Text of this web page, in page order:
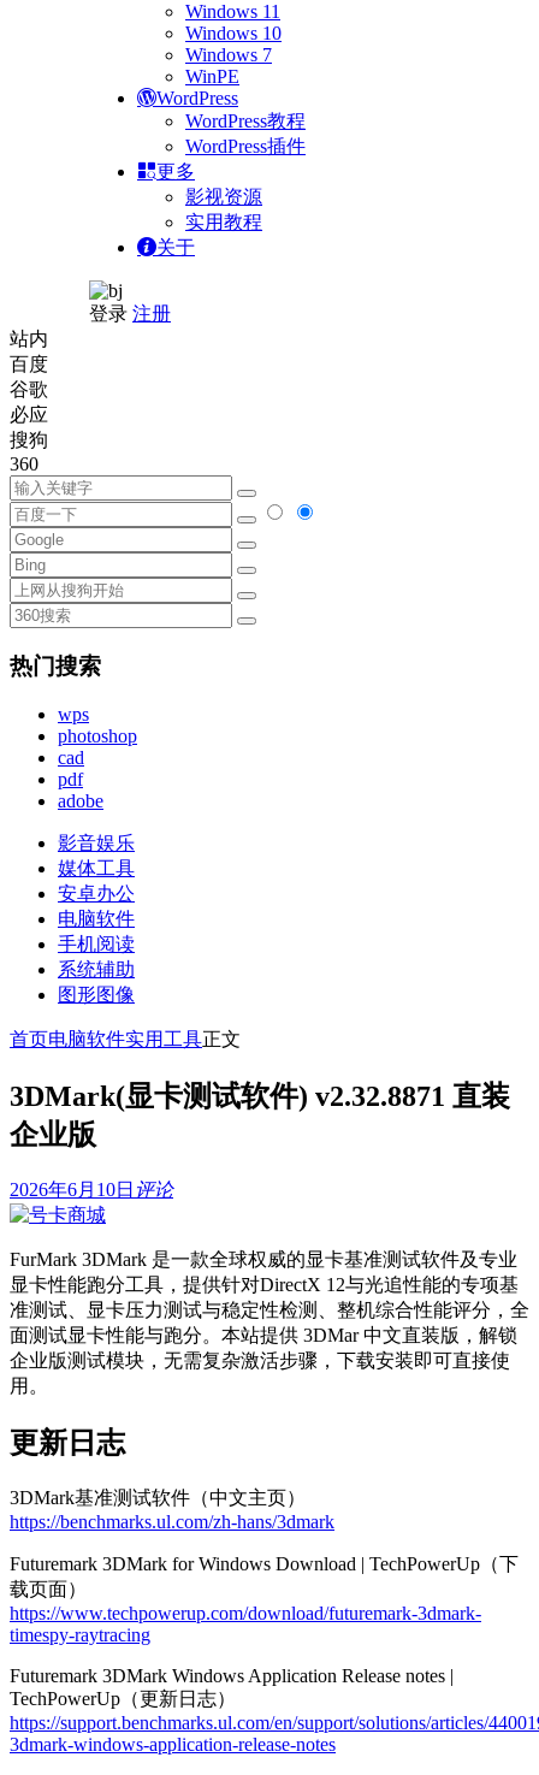
Windows 11
Windows 10
Windows 7
WinPE
WordPress
WordPress教程
WordPress插件
更多
影视资源
实用教程
关于
登录 注册
站内
百度
谷歌
必应
搜狗
360
热门搜索
wps
photoshop
cad
pdf
adobe
影音娱乐
媒体工具
安卓办公
电脑软件
手机阅读
系统辅助
图形图像
首页电脑软件实用工具正文
3DMark(显卡测试软件) v2.32.8871 直装
企业版
2026年6月10日 评论
FurMark 3DMark 是一款全球权威的显卡基准测试软件及专业
显卡性能跑分工具，提供针对DirectX 12与光追性能的专项基
准测试、显卡压力测试与稳定性检测、整机综合性能评分，全
面测试显卡性能与跑分。本站提供 3DMar 中文直装版，解锁
企业版测试模块，无需复杂激活步骤，下载安装即可直接使
用。
更新日志
3DMark基准测试软件（中文主页）
https://benchmarks.ul.com/zh-hans/3dmark
Futuremark 3DMark for Windows Download | TechPowerUp（下
载页面）
https://www.techpowerup.com/download/futuremark-3dmark-
timespy-raytracing
Futuremark 3DMark Windows Application Release notes |
TechPowerUp（更新日志）
https://support.benchmarks.ul.com/en/support/solutions/articles/
3dmark-windows-application-release-notes